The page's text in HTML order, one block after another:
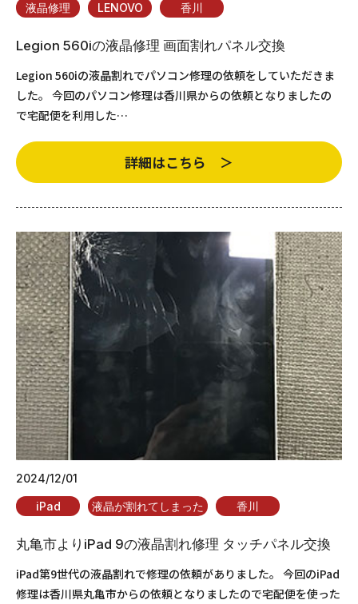
液晶修理 LENOVO 香川
Legion 560iの液晶修理 画面割れパネル交換
Legion 560iの液晶割れでパソコン修理の依頼をしていただきま
した。 今回のパソコン修理は香川県からの依頼となりましたの
で宅配便を利用した…
詳細はこちら ＞
2024/12/01
iPad 液晶が割れてしまった 香川
丸亀市よりiPad 9の液晶割れ修理 タッチパネル交換
iPad第9世代の液晶割れで修理の依頼がありました。 今回のiPad
修理は香川県丸亀市からの依頼となりましたので宅配便を使った